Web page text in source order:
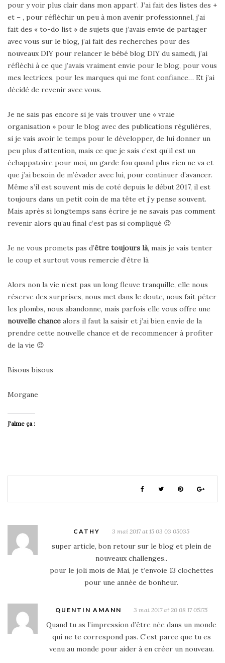
pour y voir plus clair dans mon appart’. J’ai fait des listes des +
et – , pour réfléchir un peu à mon avenir professionnel, j’ai
fait des « to-do list » de sujets que j’avais envie de partager
avec vous sur le blog, j’ai fait des recherches pour des
nouveaux DIY pour relancer le bébé blog DIY du samedi, j’ai
réfléchi à ce que j’avais vraiment envie pour le blog, pour vous
mes lectrices, pour les marques qui me font confiance… Et j’ai
décidé de revenir avec vous.
Je ne sais pas encore si je vais trouver une « vraie
organisation » pour le blog avec des publications régulières,
si je vais avoir le temps pour le développer, de lui donner un
peu plus d’attention, mais ce que je sais c’est qu’il est un
échappatoire pour moi, un garde fou quand plus rien ne va et
que j’ai besoin de m’évader avec lui, pour continuer d’avancer.
Même s’il est souvent mis de coté depuis le début 2017, il est
toujours dans un petit coin de ma tête et j’y pense souvent.
Mais après si longtemps sans écrire je ne savais pas comment
revenir alors qu’au final c’est pas si compliqué 😉
Je ne vous promets pas d’être toujours là, mais je vais tenter
le coup et surtout vous remercie d’être là
Alors non la vie n’est pas un long fleuve tranquille, elle nous
réserve des surprises, nous met dans le doute, nous fait péter
les plombs, nous abandonne, mais parfois elle vous offre une
nouvelle chance alors il faut la saisir et j’ai bien envie de la
prendre cette nouvelle chance et de recommencer à profiter
de la vie 😉
Bisous bisous
Morgane
J’aime ça :
CATHY 3 mai 2017 at 15 03 03 05035
super article, bon retour sur le blog et plein de
nouveaux challenges..
pour le joli mois de Mai, je t’envoie 13 clochettes
pour une année de bonheur.
QUENTIN AMANN 3 mai 2017 at 20 08 17 05175
Quand tu as l’impression d’être née dans un monde
qui ne te correspond pas. C’est parce que tu es
venu au monde pour aider à en créer un nouveau.